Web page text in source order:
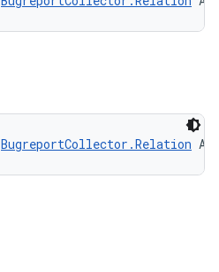
BugreportCollector.Relation